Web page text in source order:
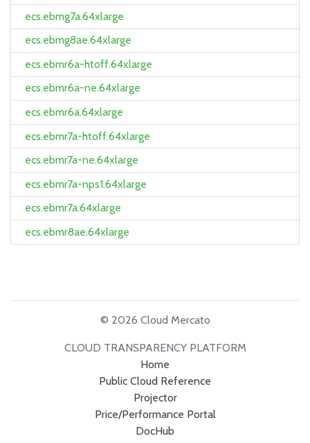
ecs.ebmg7a.64xlarge
ecs.ebmg8ae.64xlarge
ecs.ebmr6a-htoff.64xlarge
ecs.ebmr6a-ne.64xlarge
ecs.ebmr6a.64xlarge
ecs.ebmr7a-htoff.64xlarge
ecs.ebmr7a-ne.64xlarge
ecs.ebmr7a-nps1.64xlarge
ecs.ebmr7a.64xlarge
ecs.ebmr8ae.64xlarge
© 2026 Cloud Mercato
CLOUD TRANSPARENCY PLATFORM
Home
Public Cloud Reference
Projector
Price/Performance Portal
DocHub